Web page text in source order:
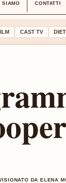
SIAMO CONTATTI
CAST TV
DA ELENA